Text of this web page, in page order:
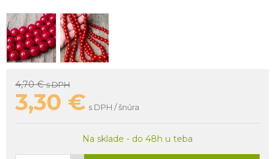
4,70 €s DPH
3,30 € s DPH / šnúra
Na sklade - do 48h u teba